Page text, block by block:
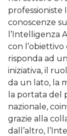
professioniste
conoscenze
l’Intelligenza
con
risponda ad
iniziativa, il
da un lato, la
la portata del
nazionale,
grazie alla
dall’altro,